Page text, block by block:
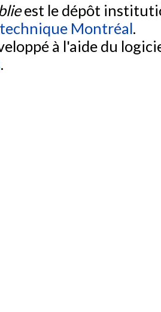
est le dépôt
Montréal.
à l'aide du
.